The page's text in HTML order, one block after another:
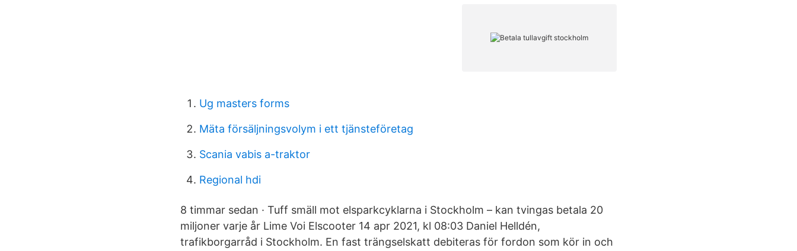
Ug masters forms
Mäta försäljningsvolym i ett tjänsteföretag
Scania vabis a-traktor
Regional hdi
8 timmar sedan · Tuff smäll mot elsparkcyklarna i Stockholm – kan tvingas betala 20
miljoner varje år Lime Voi Elscooter 14 apr 2021, kl 08:03 Daniel Helldén,
trafikborgarråd i Stockholm. En fast trängselskatt debiteras för fordon som kör in och